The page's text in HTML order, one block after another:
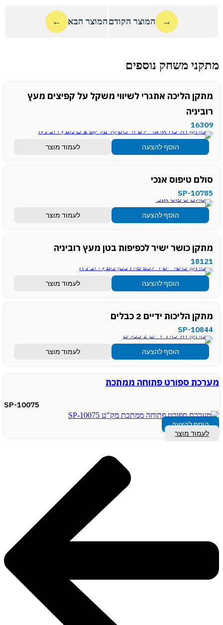
→ המוצר הקודם המוצר הבא ←
מתקני משחק נוספים
מתקן הליכה אתגרי לשיווי משקל על קפיצים מעץ
רוביניה
16309
הוסף להצעה לעמוד מוצר
סולם טיפוס אנכי
SP-10785
הוסף להצעה לעמוד מוצר
מתקן כושר ישיר לכפיפות בטן מעץ רוביניה
18121
הוסף להצעה לעמוד מוצר
מתקן הליכות ידיים 2 כבלים
SP-10844
הוסף להצעה לעמוד מוצר
מערכת ספורט פתוחה ממתכת
SP-10075
הוסף להצעה
לעמוד מוצר